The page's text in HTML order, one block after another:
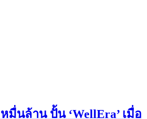
มื่นล้าน ปั้น ‘WellEra’ เมื่อ